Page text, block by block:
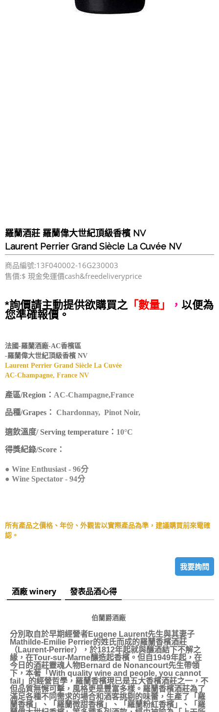
羅蘭酒莊 羅蘭偉大世紀頂級香檳 NV
Laurent Perrier Grand Siècle La Cuvée NV
商品編號:13F040002-16G230003
售價:$ 現金免運價cash&freedeliveryprice
*詢價請主動提供欲購買之 「數量」 ， 以便為
您準確報價。
法國-羅蘭酒廠-AC香檳區
-羅蘭偉大世紀頂級香檳 NV
Laurent Perrier Grand Siècle La Cuvée
AC-Champagne, France NV
產區/Region： AC-Champagne,France
品種/Grapes： Chardonnay, Pinot Noir,
適飲溫度/ Serving temperature： 10°C
得獎紀錄/Score：
● Wine Enthusiast - 96分
● Wine Spectator - 94分
所有產品之價格、年份、外觀皆以實際產品為準，建議購買前來電確
認。
我要詢問
酒廠 winery 發表品酒心得
伯蘭爵酒廠
分別取自於早期經營者Eugene Laurent先生與其妻子
Mathilde-Emilie Perrier的姓氏而成的羅蘭香檳酒莊
（Laurent-Perrier），於1812年起就與釀酒結下不解之
緣，在Tour-sur-Marne釀造起香檳。但自1949年起，在
今日的酒莊靈魂人物Bernard de Nonancourt先生帶領
下，本著「With quality wine and people, you cannot
fail」的經營哲學，羅蘭香檳現已是五大香檳酒莊之一，不
但品質無懈可擊，風格更是豐富多樣。羅蘭香檳酒莊為了
滿足各種不同需求的場合和酒客挑剔的味蕾，生產了「羅
蘭香檳」、「羅蘭微甜香檳」、「羅蘭粉紅香檳」、「羅